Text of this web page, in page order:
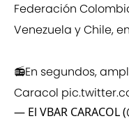
Federación
Venezuela y Chile,
📻En segundos,
Caracol
— El VBAR CARACOL